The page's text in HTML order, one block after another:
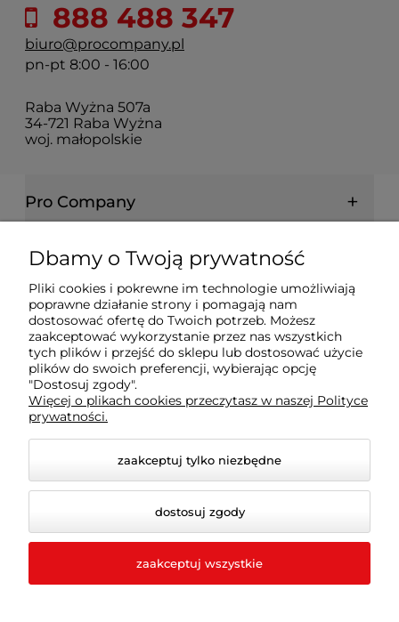
888 488 347
biuro@procompany.pl
pn-pt 8:00 - 16:00
Raba Wyżna 507a
34-721 Raba Wyżna
woj. małopolskie
Pro Company
Farby | Lakiery | Emalie
Ochrona drewna | metalu | betonu
Informacje prawne
Dokumenty
Dbamy o Twoją prywatność
Pliki cookies i pokrewne im technologie umożliwiają
poprawne działanie strony i pomagają nam
dostosować ofertę do Twoich potrzeb. Możesz
zaakceptować wykorzystanie przez nas wszystkich
tych plików i przejść do sklepu lub dostosować użycie
plików do swoich preferencji, wybierając opcję
"Dostosuj zgody".
Więcej o plikach cookies przeczytasz w naszej Polityce
prywatności.
zaakceptuj tylko niezbędne
dostosuj zgody
zaakceptuj wszystkie